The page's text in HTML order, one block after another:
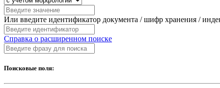
Или введите идентификатор документа / шифр хранения /
Справка о расширенном поиске
Поисковые поля: